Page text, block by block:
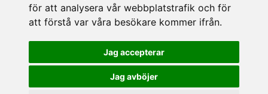
för att analysera vår webbplatstrafik och för
att förstå var våra besökare kommer ifrån.
Jag accepterar
Jag avböjer